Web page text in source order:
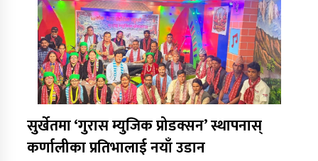
सुर्खेतमा ‘गुरास म्युजिक प्रोडक्सन’ स्थापनास्
कर्णालीका प्रतिभालाई नयाँ उडान